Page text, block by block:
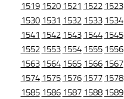
1519 1520 1521 1522 1523
1530 1531 1532 1533 1534
1541 1542 1543 1544 1545
1552 1553 1554 1555 1556
1563 1564 1565 1566 1567
1574 1575 1576 1577 1578
1585 1586 1587 1588 1589